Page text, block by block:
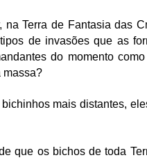
Terra de Fantasia das
de invasões que as
do momento
massa?
mais distantes,
que os bichos de toda